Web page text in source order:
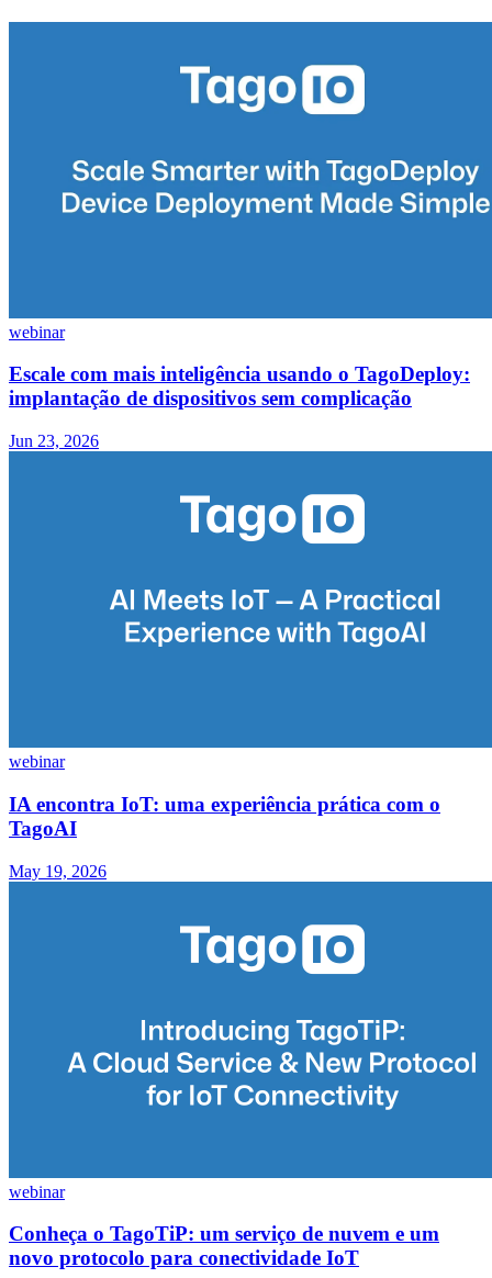
webinar
Escale com mais inteligência usando o TagoDeploy:
implantação de dispositivos sem complicação
Jun 23, 2026
webinar
IA encontra IoT: uma experiência prática com o
TagoAI
May 19, 2026
webinar
Conheça o TagoTiP: um serviço de nuvem e um
novo protocolo para conectividade IoT